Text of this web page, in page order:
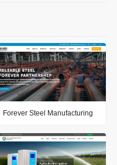
Forever Steel Manufacturing